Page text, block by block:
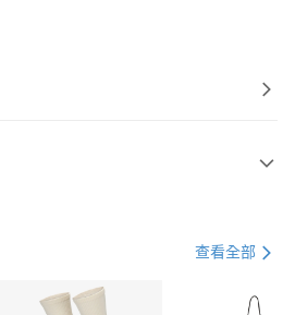
查看全部